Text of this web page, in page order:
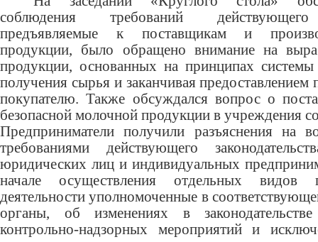
соблюдения требований действующего
предъявляемые к поставщикам и
продукции, было обращено внимание на
продукции, основанных на принципах
получения сырья и заканчивая
покупателю. Также обсуждался вопрос о
безопасной молочной продукции в учреждения
Предприниматели получили разъяснения на
требованиями действующего
юридических лиц и индивидуальных
начале осуществления отдельных видов
деятельности уполномоченные в
органы, об изменениях в
контрольно-надзорных мероприятий и